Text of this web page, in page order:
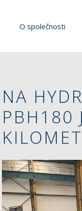
O společnosti
NA
PBH180